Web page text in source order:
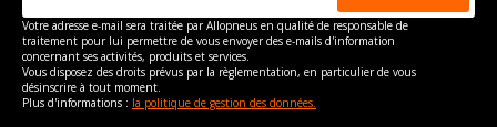
Votre adresse e-mail sera traitée par Allopneus en qualité de responsable de
traitement pour lui permettre de vous envoyer des e-mails d'information
concernant ses activités, produits et services.
Vous disposez des droits prévus par la règlementation, en particulier de vous
désinscrire à tout moment.
Plus d'informations : la politique de gestion des données.